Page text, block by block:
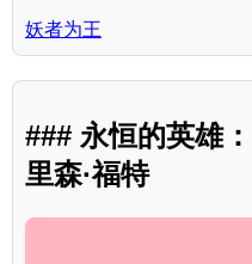
妖者为王
### 永恒的英雄
里森·福特